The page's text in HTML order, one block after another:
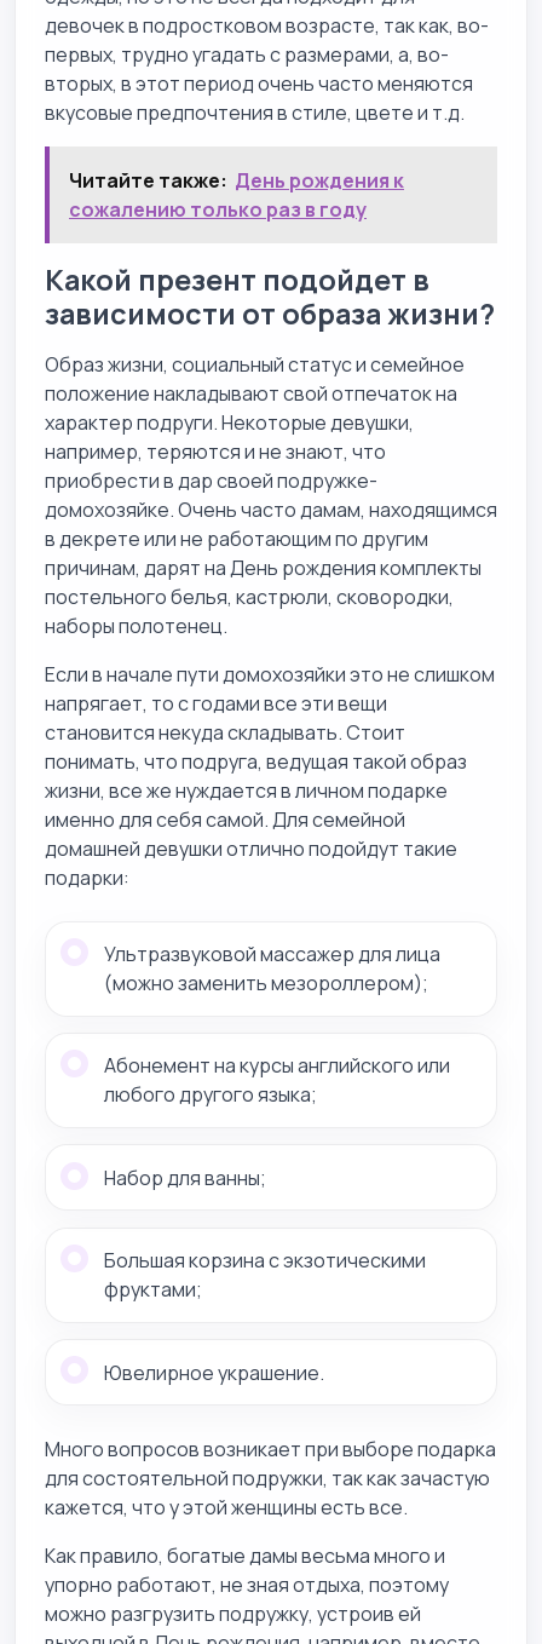
девочек в подростковом возрасте, так как, во-
первых, трудно угадать с размерами, а, во-
вторых, в этот период очень часто меняются
вкусовые предпочтения в стиле, цвете и т.д.
Читайте также: День рождения к
сожалению только раз в году
Какой презент подойдет в
зависимости от образа жизни?
Образ жизни, социальный статус и семейное
положение накладывают свой отпечаток на
характер подруги. Некоторые девушки,
например, теряются и не знают, что
приобрести в дар своей подружке-
домохозяйке. Очень часто дамам, находящимся
в декрете или не работающим по другим
причинам, дарят на День рождения комплекты
постельного белья, кастрюли, сковородки,
наборы полотенец.
Если в начале пути домохозяйки это не слишком
напрягает, то с годами все эти вещи
становится некуда складывать. Стоит
понимать, что подруга, ведущая такой образ
жизни, все же нуждается в личном подарке
именно для себя самой. Для семейной
домашней девушки отлично подойдут такие
подарки:
Ультразвуковой массажер для лица
(можно заменить мезороллером);
Абонемент на курсы английского или
любого другого языка;
Набор для ванны;
Большая корзина с экзотическими
фруктами;
Ювелирное украшение.
Много вопросов возникает при выборе подарка
для состоятельной подружки, так как зачастую
кажется, что у этой женщины есть все.
Как правило, богатые дамы весьма много и
упорно работают, не зная отдыха, поэтому
можно разгрузить подружку, устроив ей